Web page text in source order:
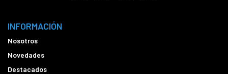
INFORMACIÓN
Nosotros
Novedades
Destacados